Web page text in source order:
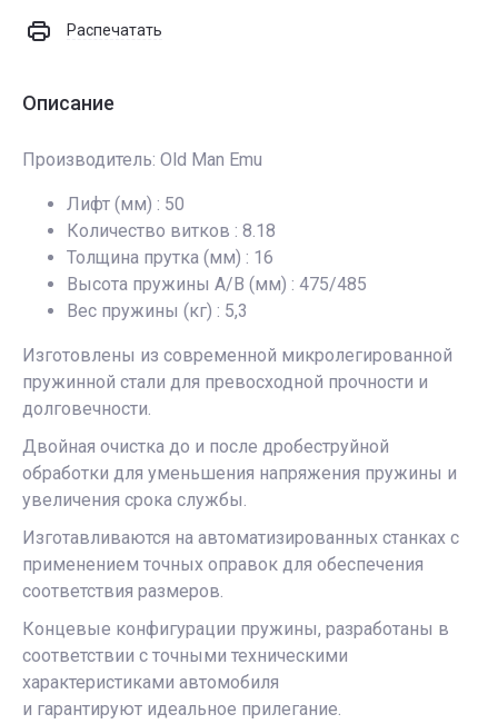
Распечатать
Описание
Производитель: Old Man Emu
Лифт (мм) : 50
Количество витков : 8.18
Толщина прутка (мм) : 16
Высота пружины А/В (мм) : 475/485
Вес пружины (кг) : 5,3
Изготовлены из современной микролегированной
пружинной стали для превосходной прочности и
долговечности.
Двойная очистка до и после дробеструйной
обработки для уменьшения напряжения пружины и
увеличения срока службы.
Изготавливаются на автоматизированных станках с
применением точных оправок для обеспечения
соответствия размеров.
Концевые конфигурации пружины, разработаны в
соответствии с точными техническими
характеристиками автомобиля
и гарантируют идеальное прилегание.